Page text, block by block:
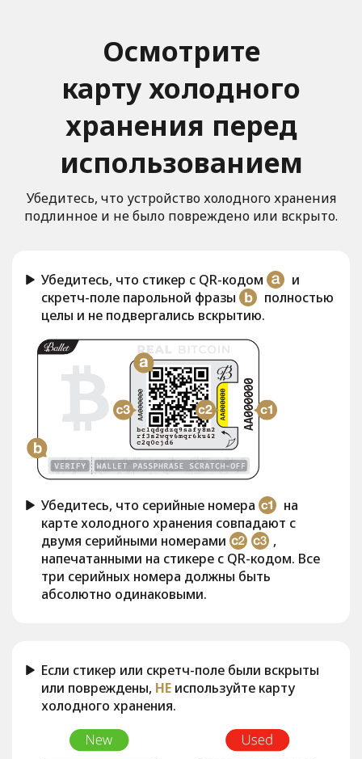
Осмотрите
карту холодного
хранения перед
использованием
Убедитесь, что устройство холодного хранения
подлинное и не было повреждено или вскрыто.
Убедитесь, что стикер с QR-кодом
и
скретч-поле парольной фразы
полностью
целы и не подвергались вскрытию.
Убедитесь, что серийные номера
на
карте холодного хранения совпадают с
двумя серийными номерами
,
напечатанными на стикере с QR-кодом. Все
три серийных номера должны быть
абсолютно одинаковыми.
Если стикер или скретч-поле были вскрыты
или повреждены, НЕ используйте карту
холодного хранения.